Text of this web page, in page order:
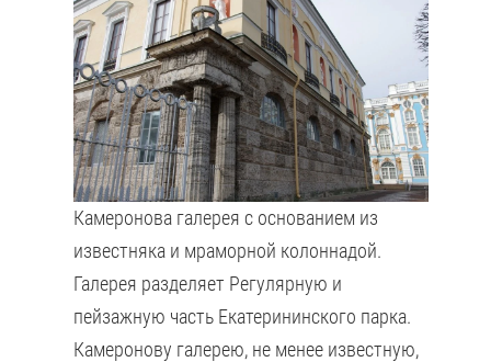
Камеронова галерея с основанием из
известняка и мраморной колоннадой.
Галерея разделяет Регулярную и
пейзажную часть Екатерининского парка.
Камеронову галерею, не менее известную,